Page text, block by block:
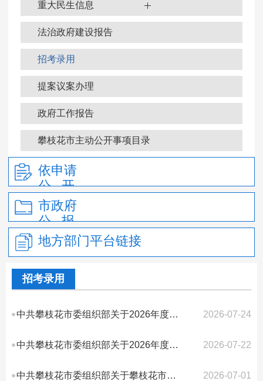
重大民生信息
法治政府建设报告
招考录用
提案议案办理
政府工作报告
攀枝花市主动公开事项目录
政府信息公开年报
依申请
公 开
市政府
公 报
地方部门平台链接
招考录用
中共攀枝花市委组织部关于2026年度考试录用公务员（参照管理工作人员）补充录用... 2026-07-24
中共攀枝花市委组织部关于2026年度考试录用公务员（参照管理工作人员）补充录用... 2026-07-22
中共攀枝花市委组织部关于攀枝花市2026年度公开考试录用公务员（参照管理工作人... 2026-07-01